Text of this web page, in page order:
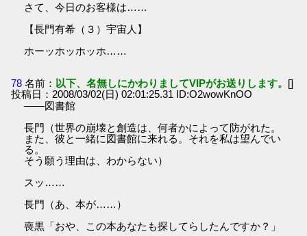
さて、今日のお客様は……
【長門有希（３）宇宙人】
ホーッホッホッホ……
78 名前： 以下、名無しにかわりましてVIPがお送りします。 []
投稿日：2008/03/02(日) 02:01:25.31 ID:O2wowKnOO
――図書館
長門（世界の崩壊と創造は、何者かによって防がれた。
また、彼と一緒に図書館に来れる。それを私は望んでい
る。
そう願う理由は、わからない）
スッ……
長門（あ、本が……）
喪黒「おや、この本あなたも探してらしたんですか？」